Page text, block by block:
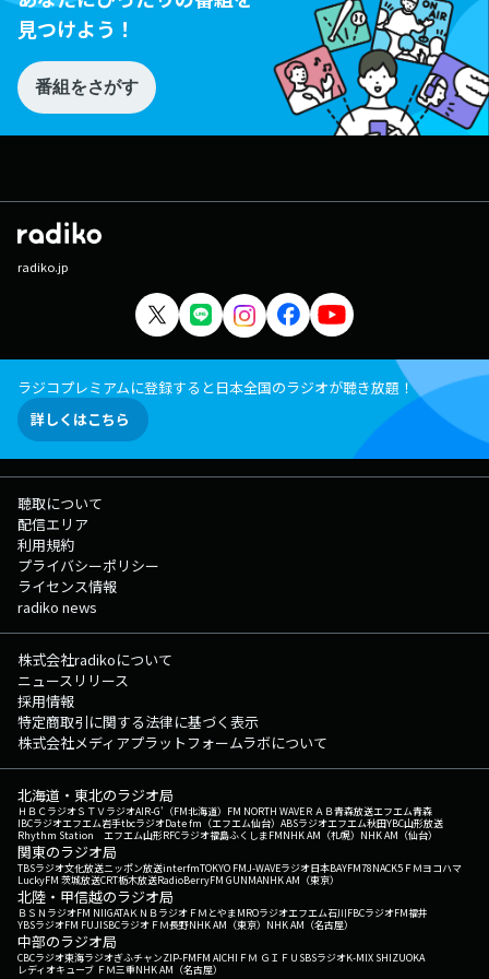
見つけよう！
番組をさがす
radiko.jp
ラジコプレミアムに登録すると日本全国のラジオが聴き放題！
詳しくはこちら
聴取について
配信エリア
利用規約
プライバシーポリシー
ライセンス情報
radiko news
株式会社radikoについて
ニュースリリース
採用情報
特定商取引に関する法律に基づく表示
株式会社メディアプラットフォームラボについて
北海道・東北のラジオ局
ＨＢＣラジオＳＴＶラジオAIR-G'（FM北海道） FM NORTH WAVEＲＡＢ青森放送エフエム青森
IBCラジオエフエム岩手tbcラジオDate fm（エフエム仙台） ABSラジオエフエム秋田YBC山形放送
Rhythm Station エフエム山形RFCラジオ福島ふくしまFMNHK AM（札幌） NHK AM（仙台）
関東のラジオ局
TBSラジオ文化放送ニッポン放送interfmTOKYO FMJ-WAVEラジオ日本BAYFM78NACK5 ＦＭヨコハマ
LuckyFM 茨城放送CRT栃木放送RadioBerryFM GUNMANHK AM（東京）
北陸・甲信越のラジオ局
ＢＳＮラジオFM NIIGATAＫＮＢラジオ ＦＭとやまMROラジオエフエム石川FBCラジオFM福井
YBSラジオFM FUJISBCラジオ ＦＭ長野NHK AM（東京） NHK AM（名古屋）
中部のラジオ局
CBCラジオ東海ラジオぎふチャンZIP-FMFM AICHI ＦＭ ＧＩＦＵ SBSラジオK-MIX SHIZUOKA
レディオキューブ ＦＭ三重NHK AM（名古屋）